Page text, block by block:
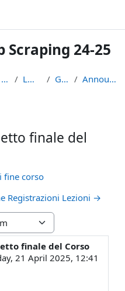
Scraping 24-25
Corso di Laurea in Informatica (L-31) LWS2425 General Announcements
finale del
fine corso
Registrazioni Lezioni →
finale del Corso
21 April 2025, 12:41